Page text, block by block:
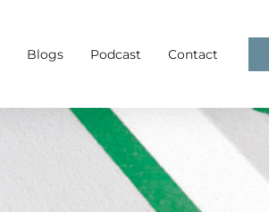
Blogs Podcast Contact